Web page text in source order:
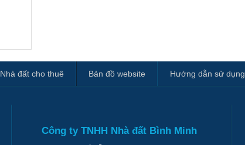
Nhà đất cho thuê Bản đồ website Hướng dẫn sử dụng
Công ty TNHH Nhà đất Bình Minh